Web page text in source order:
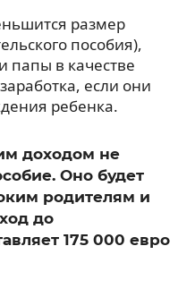
размер
пособия),
папы в качестве
если они
ребенка.
доходом не
Оно будет
родителям и
до
175 000 евро